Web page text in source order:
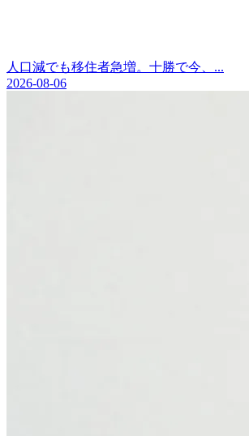
人口減でも移住者急増。十勝で今、...
2026-08-06